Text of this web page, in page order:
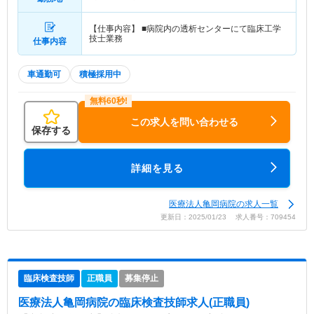
仕事内容
【仕事内容】 ■病院内の透析センターにて臨床工学
技士業務
車通勤可 積極採用中
保存する
この求人を問い合わせる
詳細を見る
医療法人亀岡病院の求人一覧
更新日：2025/01/23 求人番号：709454
臨床検査技師 正職員 募集停止
医療法人亀岡病院の臨床検査技師求人(正職員)